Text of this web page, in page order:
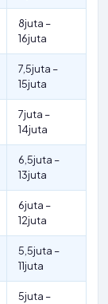
8juta –
16juta
7,5juta –
15juta
7juta –
14juta
6,5juta –
13juta
6juta –
12juta
5,5juta –
11juta
5juta –